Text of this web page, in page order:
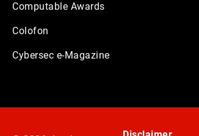
Computable Awards
Colofon
Cybersec e-Magazine